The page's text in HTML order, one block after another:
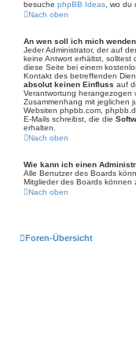
besuche phpBB Ideas, wo du
Nach oben
An wen soll ich mich
Jeder Administrator, der auf
keine Antwort erhältst,
diese Seite bei einem
Kontakt des betreffenden
absolut keinen Einfluss auf
Verantwortung herangezogen
Zusammenhang mit jeglichen
Websiten phpbb.com,
E-Mails schreibst, die die
erhalten.
Nach oben
Wie kann ich einen
Alle Benutzer des Boards
Mitglieder des Boards können
Nach oben
Foren-Übersicht